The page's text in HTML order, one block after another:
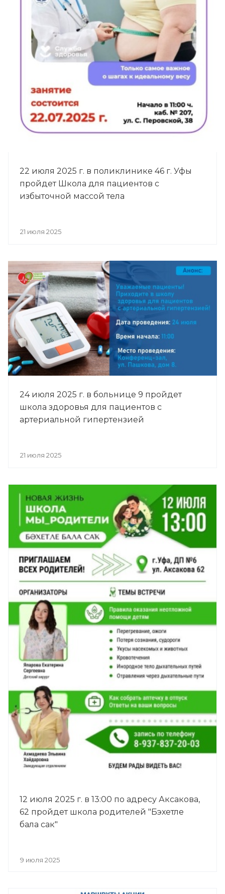
22 июля 2025 г. в поликлинике 46 г. Уфы
пройдет Школа для пациентов с
избыточной массой тела
21 июля 2025
24 июля 2025 г. в больнице 9 пройдет
школа здоровья для пациентов с
артериальной гипертензией
21 июля 2025
12 июля 2025 г. в 13:00 по адресу Аксакова,
62 пройдет школа родителей "Бэхетле
бала сак"
9 июля 2025